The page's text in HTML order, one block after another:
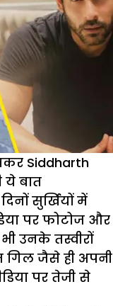
Siddharth
बात
सुर्खियों में
पर फोटोज और
उनके तस्वीरों
गिल जैसे ही अपनी
पर तेजी से